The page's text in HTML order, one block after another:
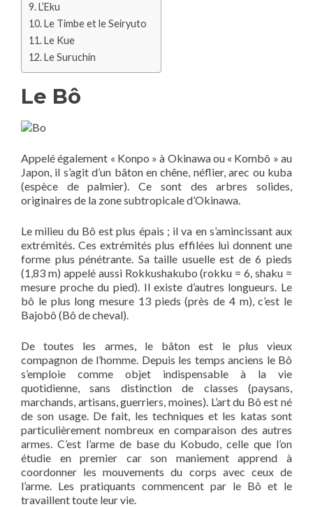
L’Eku
Le Timbe et le Seiryuto
Le Kue
Le Suruchin
Le Bô
Appelé également « Konpo » à Okinawa ou « Kombô » au
Japon, il s’agit d’un bâton en chêne, néflier, arec ou kuba
(espèce de palmier). Ce sont des arbres solides,
originaires de la zone subtropicale d’Okinawa.
Le milieu du Bô est plus épais ; il va en s’amincissant aux
extrémités. Ces extrémités plus effilées lui donnent une
forme plus pénétrante. Sa taille usuelle est de 6 pieds
(1,83 m) appelé aussi Rokkushakubo (rokku = 6, shaku =
mesure proche du pied). Il existe d’autres longueurs. Le
bô le plus long mesure 13 pieds (près de 4 m), c’est le
Bajobô (Bô de cheval).
De toutes les armes, le bâton est le plus vieux
compagnon de l’homme. Depuis les temps anciens le Bô
s’emploie comme objet indispensable à la vie
quotidienne, sans distinction de classes (paysans,
marchands, artisans, guerriers, moines). L’art du Bô est né
de son usage. De fait, les techniques et les katas sont
particulièrement nombreux en comparaison des autres
armes. C’est l’arme de base du Kobudo, celle que l’on
étudie en premier car son maniement apprend à
coordonner les mouvements du corps avec ceux de
l’arme. Les pratiquants commencent par le Bô et le
travaillent toute leur vie.